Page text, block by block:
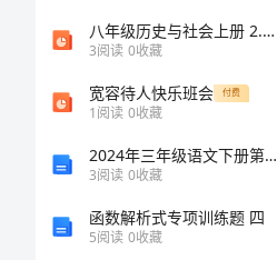
八年级历史与社会上册 2.2.2 气象万千课件 人教版
3阅读 0收藏
宽容待人快乐班会 付费
1阅读 0收藏
2024年三年级语文下册第四次月考试题 (I)
3阅读 0收藏
函数解析式专项训练题 四
5阅读 0收藏